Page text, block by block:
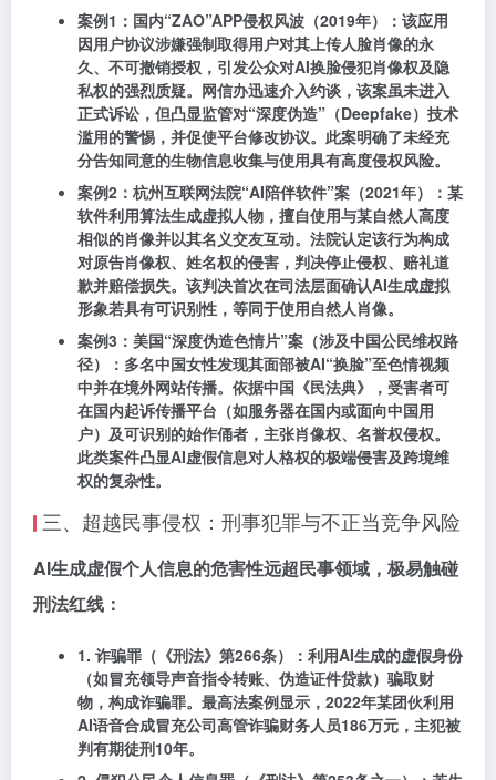
案例1：国内“ZAO”APP侵权风波（2019年）
：该应用
因用户协议涉嫌强制取得用户对其上传人脸肖像的永
久、不可撤销授权，引发公众对AI换脸侵犯肖像权及隐
私权的强烈质疑。网信办迅速介入约谈，该案虽未进入
正式诉讼，但凸显监管对“深度伪造”（Deepfake）技术
滥用的警惕，并促使平台修改协议。此案明确了未经充
分告知同意的生物信息收集与使用具有高度侵权风险。
案例2：杭州互联网法院“AI陪伴软件”案（2021年）
：某
软件利用算法生成虚拟人物，擅自使用与某自然人高度
相似的肖像并以其名义交友互动。法院认定该行为构成
对原告肖像权、姓名权的侵害，判决停止侵权、赔礼道
歉并赔偿损失。该判决首次在司法层面确认AI生成虚拟
形象若具有可识别性，等同于使用自然人肖像。
案例3：美国“深度伪造色情片”案（涉及中国公民维权路
径）
：多名中国女性发现其面部被AI“换脸”至色情视频
中并在境外网站传播。依据中国《民法典》，受害者可
在国内起诉传播平台（如服务器在国内或面向中国用
户）及可识别的始作俑者，主张肖像权、名誉权侵权。
此类案件凸显AI虚假信息对人格权的极端侵害及跨境维
权的复杂性。
三、超越民事侵权：刑事犯罪与不正当竞争风险
AI生成虚假个人信息的危害性远超民事领域，极易触碰
刑法红线：
1. 诈骗罪（《刑法》第266条）
：利用AI生成的虚假身份
（如冒充领导声音指令转账、伪造证件贷款）骗取财
物，构成诈骗罪。最高法案例显示，2022年某团伙利用
AI语音合成冒充公司高管诈骗财务人员186万元，主犯被
判有期徒刑10年。